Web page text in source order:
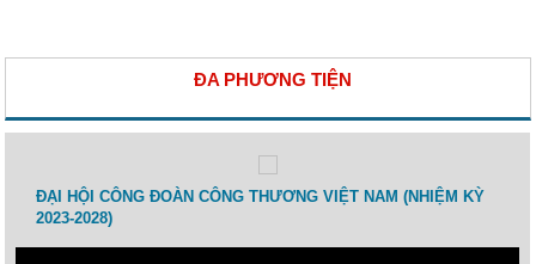
ĐA PHƯƠNG TIỆN
ĐẠI HỘI CÔNG ĐOÀN CÔNG THƯƠNG VIỆT NAM (NHIỆM KỲ
2023-2028)